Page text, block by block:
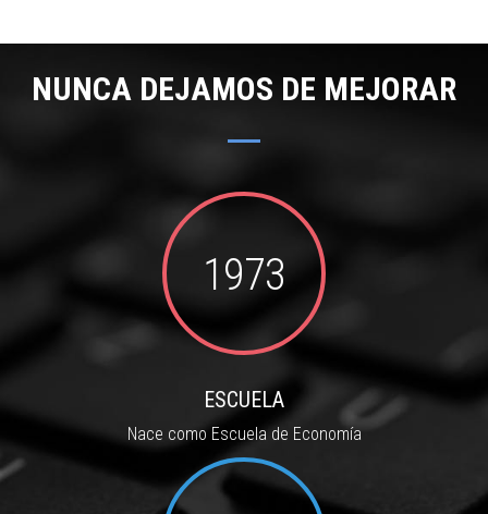
NUNCA DEJAMOS DE MEJORAR
1973
ESCUELA
Nace como Escuela de Economía